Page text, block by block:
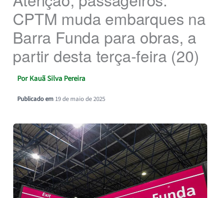
CPTM muda embarques na
Barra Funda para obras, a
partir desta terça-feira (20)
Por Kauã Silva Pereira
Publicado em 19 de maio de 2025